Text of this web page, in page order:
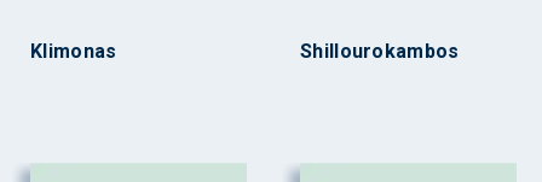
Klimonas Shillourokambos